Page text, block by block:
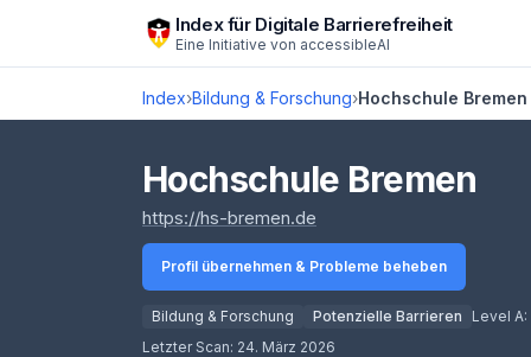
Zum Hauptinhalt springenIndex für Digitale Barrierefreiheit
Eine Initiative von accessibleAI
Index›Bildung & Forschung›Hochschule Bremen
Score lädt
Hochschule Bremen
https://hs-bremen.de
Profil übernehmen & Probleme beheben
Bildung & Forschung Potenzielle Barrieren
Level A:
Letzter Scan: 24. März 2026